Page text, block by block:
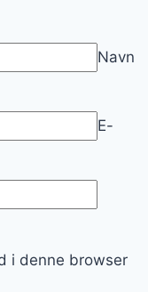
Navn
E-
i denne browser